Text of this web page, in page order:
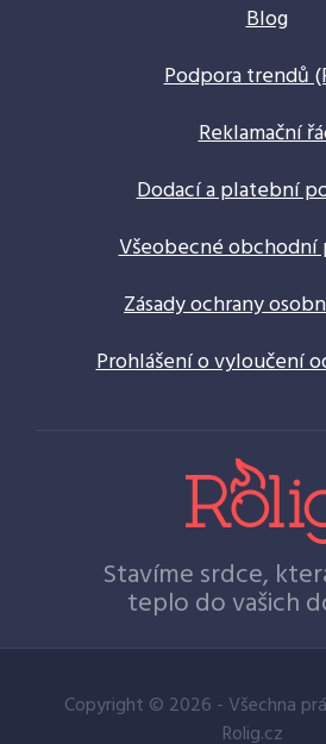
Blog
Podpora trendů
Reklamační
Dodací a platební
Všeobecné obchodní
Zásady ochrany
Prohlášení o vyloučení
Stavíme srdce,
teplo do vašich
Copyright © 2026 - Všechna
Rolig.cz